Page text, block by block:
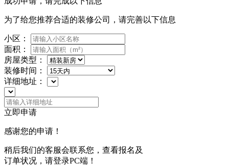
为了给您推荐合适的装修公司，请完善以下信息
小区：
面积：
房屋类型：
装修时间：
详细地址：
立即申请
感谢您的申请！
稍后我们的客服会联系您，查看报名及
订单状况，请登录PC端！